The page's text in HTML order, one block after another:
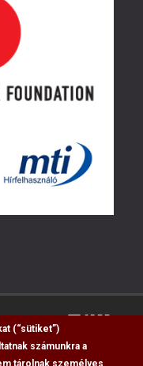
GDPR
(“sütiket”)
számunkra a
tárolnak személyes